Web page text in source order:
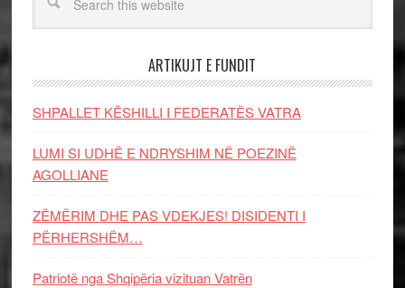
ARTIKUJT E FUNDIT
SHPALLET KËSHILLI I FEDERATËS VATRA
LUMI SI UDHË E NDRYSHIM NË POEZINË
AGOLLIANE
ZËMËRIM DHE PAS VDEKJES! DISIDENTI I
PËRHERSHËM…
Patriotë nga Shqipëria vizituan Vatrën